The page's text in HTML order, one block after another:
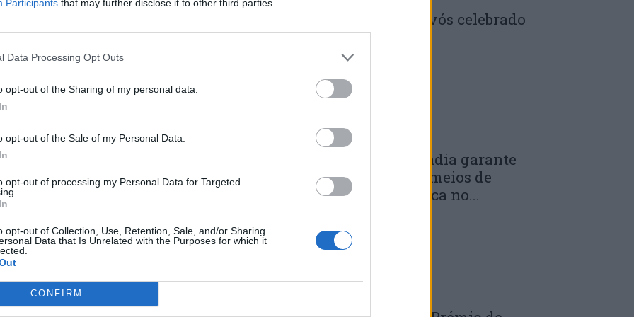
Participants that may further disclose it to other third parties.
Data Processing Opt Outs
opt-out of the Sharing of my personal data.
opt-out of the Sale of my Personal Data.
opt-out of processing my Personal Data for Targeted
opt-out of Collection, Use, Retention, Sale, and/or Sharing
Data that Is Unrelated with the Purposes for which it
CONFIRM
civil obrigatório
foram registados165 acidentes
infrações que representam maior risco para a
psicotrópicas;
Penela: Dia dos Avós celebrado
em comunidade
30 DE JULHO, 2026
Município de Anadia garante
manutenção dos meios de
emergência médica no...